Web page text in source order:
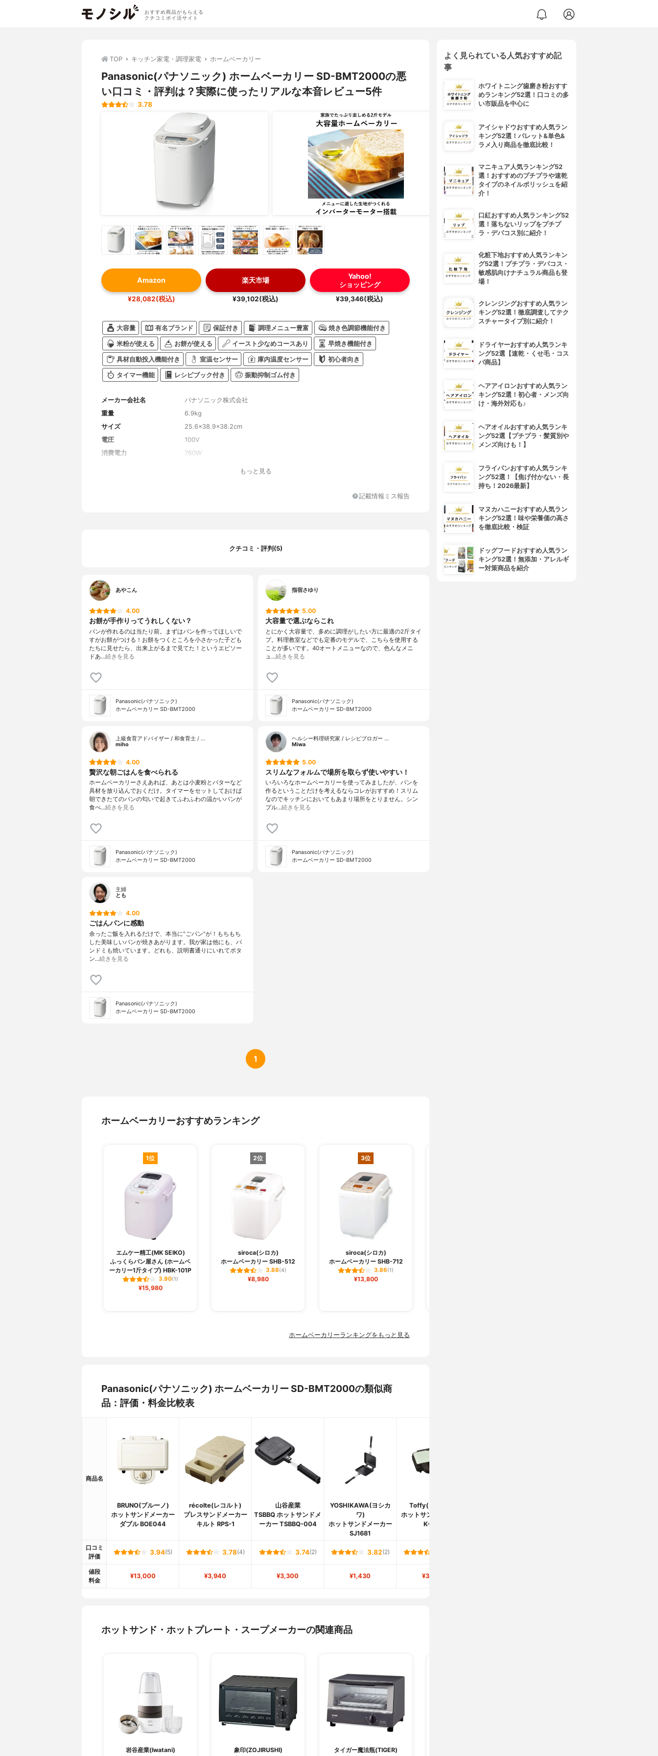
おすすめ商品がもらえる
クチコミポイ活サイト
TOP キッチン家電・調理家電 ホームベーカリー
Panasonic(パナソニック) ホームベーカリー SD-BMT2000の悪
い口コミ・評判は？実際に使ったリアルな本音レビュー5件
3.78
Amazon
¥28,082(税込)
楽天市場
¥39,102(税込)
Yahoo!
ショッピング
¥39,346(税込)
大容量 有名ブランド 保証付き 調理メニュー豊富 焼き色調節機能付き
米粉が使える お餅が使える イースト少なめコースあり 早焼き機能付き
具材自動投入機能付き 室温センサー 庫内温度センサー 初心者向き
タイマー機能 レシピブック付き 振動抑制ゴム付き
メーカー会社名
パナソニック株式会社
重量
6.9kg
サイズ
25.6×38.9×38.2cm
電圧
100V
消費電力
760W
ミトン、生種容器、計量スプーン、メニューラベル、取扱説明書
もっと見る
記載情報ミス報告
クチコミ・評判(5)
あやこん
4.00
お餅が手作りってうれしくない？
パンが作れるのは当たり前。まずはパンを作ってほしいで
すがお餅がつける！お餅をつくところを小さかった子ども
たちに見せたら、出来上がるまで見てた！というエピソー
ドあ…続きを見る
Panasonic(パナソニック)
ホームベーカリー SD-BMT2000
指宿さゆり
5.00
大容量で選ぶならこれ
とにかく大容量で、多めに調理がしたい方に最適の2斤タイ
プ。料理教室などでも定番のモデルで、こちらを使用する
ことが多いです。40オートメニューなので、色んなメニ
ュ…続きを見る
Panasonic(パナソニック)
ホームベーカリー SD-BMT2000
上級食育アドバイザー / 和食育士 / …
miho
4.00
贅沢な朝ごはんを食べられる
ホームベーカリーさえあれば、あとは小麦粉とバターなど
具材を放り込んでおくだけ。タイマーをセットしておけば
朝できたてのパンの匂いで起きてふわふわの温かいパンが
食べ…続きを見る
Panasonic(パナソニック)
ホームベーカリー SD-BMT2000
ヘルシー料理研究家 / レシピブロガー …
Miwa
5.00
スリムなフォルムで場所を取らず使いやすい！
いろいろなホームベーカリーを使ってみましたが、パンを
作るということだけを考えるならコレがおすすめ！スリム
なのでキッチンにおいてもあまり場所をとりません。シン
プル…続きを見る
Panasonic(パナソニック)
ホームベーカリー SD-BMT2000
主婦
とも
4.00
ごはんパンに感動
余ったご飯を入れるだけで、本当に"ごパン"が！もちもち
した美味しいパンが焼きあがります。我が家は他にも、パ
ンドミも焼いています。どれも、説明書通りにいれてボタ
ン…続きを見る
Panasonic(パナソニック)
ホームベーカリー SD-BMT2000
1
ホームベーカリーおすすめランキング
1位
エムケー精工(MK SEIKO)
ふっくらパン屋さん (ホームベ
ーカリー1斤タイプ) HBK-101P
3.90(1)
¥15,980
2位
siroca(シロカ)
ホームベーカリー SHB-512
3.88(4)
¥8,980
3位
siroca(シロカ)
ホームベーカリー SHB-712
3.86(1)
¥13,800
ホームベーカリーランキングをもっと見る
Panasonic(パナソニック) ホームベーカリー SD-BMT2000の類似商
品：評価・料金比較表
商品名
BRUNO(ブルーノ)
ホットサンドメーカー
ダブル BOE044
récolte(レコルト)
プレスサンドメーカー
キルト RPS-1
山谷産業
TSBBQ ホットサンドメ
ーカー TSBBQ-004
YOSHIKAWA(ヨシカ
ワ)
ホットサンドメーカー
SJ1681
Toffy(トフィー)
ホットサンドメーカー
K-HS1
口コミ
評価
3.94(5) 3.78(4) 3.74(2) 3.82(2)
値段
料金
¥13,000 ¥3,940 ¥3,300 ¥1,430 ¥3,567
ホットサンド・ホットプレート・スープメーカーの関連商品
岩谷産業(Iwatani)
象印(ZOJIRUSHI)
タイガー魔法瓶(TIGER)
よく見られている人気おすすめ記
事
ホワイトニング歯磨き粉おすす
めランキング52選！口コミの多
い市販品を中心に
アイシャドウおすすめ人気ラン
キング52選！パレット&単色&
ラメ入り商品を徹底比較！
マニキュア人気ランキング52
選！おすすめのプチプラや速乾
タイプのネイルポリッシュを紹
介！
口紅おすすめ人気ランキング52
選！落ちないリップをプチプ
ラ・デパコス別に紹介！
化粧下地おすすめ人気ランキン
グ52選！プチプラ・デパコス・
敏感肌向けナチュラル商品も登
場！
クレンジングおすすめ人気ラン
キング52選！徹底調査してテク
スチャータイプ別に紹介！
ドライヤーおすすめ人気ランキ
ング52選【速乾・くせ毛・コス
パ商品】
ヘアアイロンおすすめ人気ラン
キング52選！初心者・メンズ向
け・海外対応も♪
ヘアオイルおすすめ人気ランキ
ング52選【プチプラ・髪質別や
メンズ向けも！】
フライパンおすすめ人気ランキ
ング52選！【焦げ付かない・長
持ち！2026最新】
マヌカハニーおすすめ人気ラン
キング52選！味や栄養価の高さ
を徹底比較・検証
ドッグフードおすすめ人気ラン
キング52選！無添加・アレルギ
ー対策商品を紹介